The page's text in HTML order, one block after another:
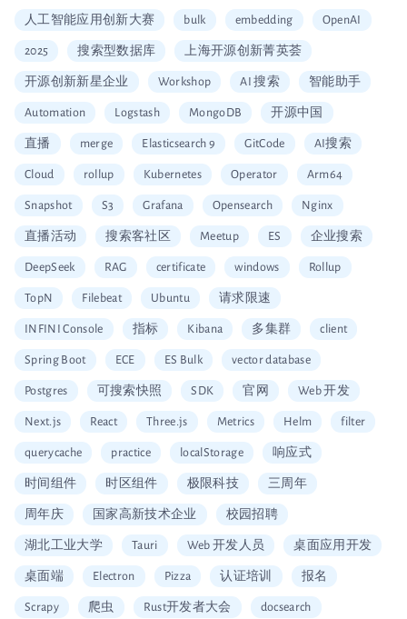
人工智能应用创新大赛 bulk embedding OpenAI
2025 搜索型数据库 上海开源创新菁英荟
开源创新新星企业 Workshop AI 搜索 智能助手
Automation Logstash MongoDB 开源中国
直播 merge Elasticsearch 9 GitCode AI搜索
Cloud rollup Kubernetes Operator Arm64
Snapshot S3 Grafana Opensearch Nginx
直播活动 搜索客社区 Meetup ES 企业搜索
DeepSeek RAG certificate windows Rollup
TopN Filebeat Ubuntu 请求限速
INFINI Console 指标 Kibana 多集群 client
Spring Boot ECE ES Bulk vector database
Postgres 可搜索快照 SDK 官网 Web 开发
Next.js React Three.js Metrics Helm filter
querycache practice localStorage 响应式
时间组件 时区组件 极限科技 三周年
周年庆 国家高新技术企业 校园招聘
湖北工业大学 Tauri Web 开发人员 桌面应用开发
桌面端 Electron Pizza 认证培训 报名
Scrapy 爬虫 Rust开发者大会 docsearch